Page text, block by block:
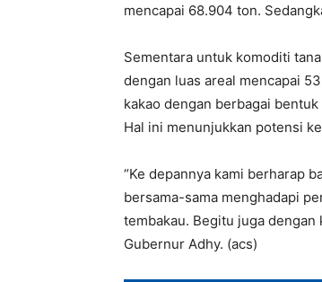
mencapai 68.904 ton.
Sementara untuk komoditi
dengan luas areal mencapai
kakao dengan berbagai
Hal ini menunjukkan potensi
“Ke depannya kami berharap
bersama-sama menghadapi
tembakau. Begitu juga dengan
Gubernur Adhy. (acs)